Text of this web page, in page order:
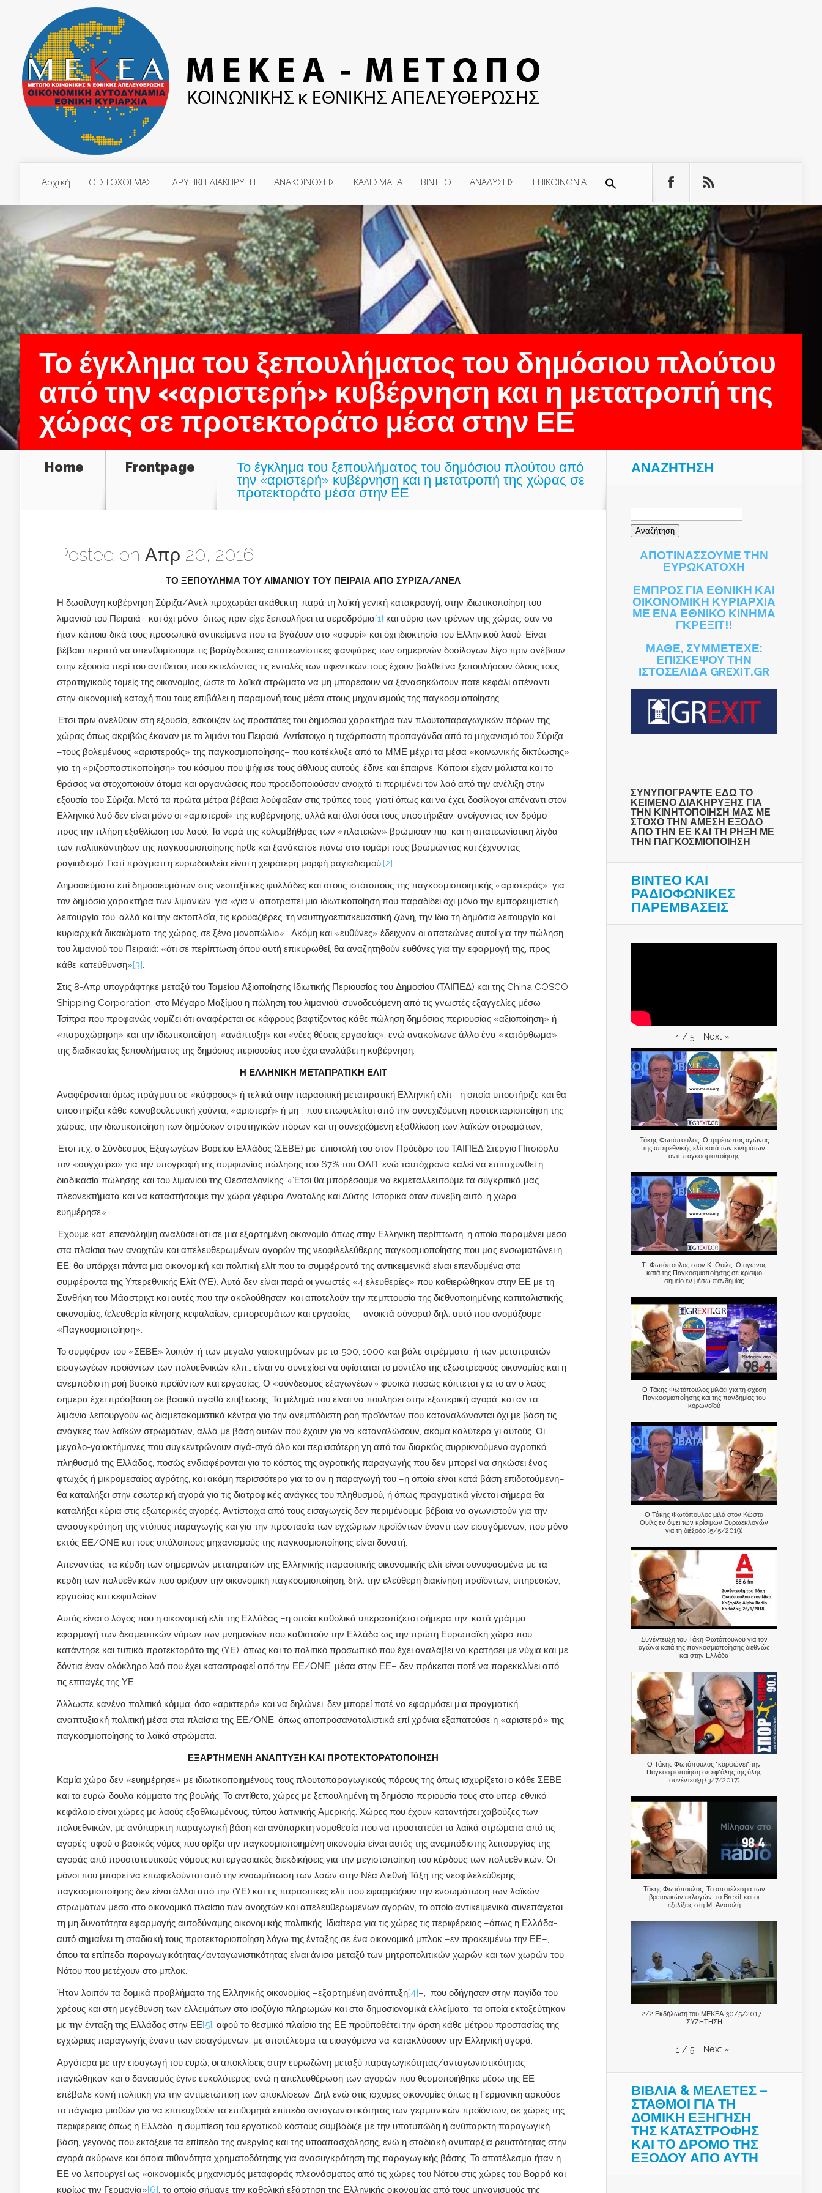
Αρχική ΟΙ ΣΤΟΧΟΙ ΜΑΣ ΙΔΡΥΤΙΚΗ ΔΙΑΚΗΡΥΞΗ ΑΝΑΚΟΙΝΩΣΕΙΣ ΚΑΛΕΣΜΑΤΑ ΒΙΝΤΕΟ ΑΝΑΛΥΣΕΙΣ ΕΠΙΚΟΙΝΩΝΙΑ
Το έγκλημα του ξεπουλήματος του δημόσιου πλούτου
από την «αριστερή» κυβέρνηση και η μετατροπή της
χώρας σε προτεκτοράτο μέσα στην ΕΕ
Home Frontpage
Το έγκλημα του ξεπουλήματος του δημόσιου πλούτου από
την «αριστερή» κυβέρνηση και η μετατροπή της χώρας σε
προτεκτοράτο μέσα στην ΕΕ
Posted on Απρ 20, 2016
ΤΟ ΞΕΠΟΥΛΗΜΑ ΤΟΥ ΛΙΜΑΝΙΟΥ ΤΟΥ ΠΕΙΡΑΙΑ ΑΠΟ ΣΥΡΙΖΑ/ΑΝΕΛ
Η δωσίλογη κυβέρνηση Σύριζα/Ανελ προχωράει ακάθεκτη, παρά τη λαϊκή γενική κατακραυγή, στην ιδιωτικοποίηση του
λιμανιού του Πειραιά –και όχι μόνο–όπως πριν είχε ξεπουλήσει τα αεροδρόμια[1] και αύριο των τρένων της χώρας, σαν να
ήταν κάποια δικά τους προσωπικά αντικείμενα που τα βγάζουν στο «σφυρί» και όχι ιδιοκτησία του Ελληνικού λαού. Είναι
βέβαια περιττό να υπενθυμίσουμε τις βαρύγδουπες απατεωνίστικες φανφάρες των σημερινών δοσίλογων λίγο πριν ανέβουν
στην εξουσία περί του αντιθέτου, που εκτελώντας τις εντολές των αφεντικών τους έχουν βαλθεί να ξεπουλήσουν όλους τους
στρατηγικούς τομείς της οικονομίας, ώστε τα λαϊκά στρώματα να μη μπορέσουν να ξανασηκώσουν ποτέ κεφάλι απέναντι
στην οικονομική κατοχή που τους επιβάλει η παραμονή τους μέσα στους μηχανισμούς της παγκοσμιοποίησης.
Έτσι πριν ανέλθουν στη εξουσία, έσκουζαν ως προστάτες του δημόσιου χαρακτήρα των πλουτοπαραγωγικών πόρων της
χώρας όπως ακριβώς έκαναν με το λιμάνι του Πειραιά. Αντίστοιχα η τυχάρπαστη προπαγάνδα από το μηχανισμό του Σύριζα
–τους βολεμένους «αριστερούς» της παγκοσμιοποίησης– που κατέκλυζε από τα ΜΜΕ μέχρι τα μέσα «κοινωνικής δικτύωσης»
για τη «ριζοσπαστικοποίηση» του κόσμου που ψήφισε τους άθλιους αυτούς, έδινε και έπαιρνε. Κάποιοι είχαν μάλιστα και το
θράσος να στοχοποιούν άτομα και οργανώσεις που προειδοποιούσαν ανοιχτά τι περιμένει τον λαό από την ανέλιξη στην
εξουσία του Σύριζα. Μετά τα πρώτα μέτρα βέβαια λούφαξαν στις τρύπες τους, γιατί όπως και να έχει, δοσίλογοι απέναντι στον
Ελληνικό λαό δεν είναι μόνο οι «αριστεροί» της κυβέρνησης, αλλά και όλοι όσοι τους υποστήριξαν, ανοίγοντας τον δρόμο
προς την πλήρη εξαθλίωση του λαού. Τα νερά της κολυμβήθρας των «πλατειών» βρώμισαν πια, και η απατεωνίστικη λίγδα
των πολιτικάντηδων της παγκοσμιοποίησης ήρθε και ξανάκατσε πάνω στο τομάρι τους βρωμώντας και ζέχνοντας
ραγιαδισμό. Γιατί πράγματι η ευρωδουλεία είναι η χειρότερη μορφή ραγιαδισμού.[2]
Δημοσιεύματα επί δημοσιευμάτων στις νεοταξίτικες φυλλάδες και στους ιστότοπους της παγκοσμιοποιητικής «αριστεράς», για
τον δημόσιο χαρακτήρα των λιμανιών, για «για ν’ αποτραπεί μια ιδιωτικοποίηση που παραδίδει όχι μόνο την εμπορευματική
λειτουργία του, αλλά και την ακτοπλοΐα, τις κρουαζιέρες, τη ναυπηγοεπισκευαστική ζώνη, την ίδια τη δημόσια λειτουργία και
κυριαρχικά δικαιώματα της χώρας, σε ξένο μονοπώλιο». Ακόμη και «ευθύνες» έδειχναν οι απατεώνες αυτοί για την πώληση
του λιμανιού του Πειραιά: «ότι σε περίπτωση όπου αυτή επικυρωθεί, θα αναζητηθούν ευθύνες για την εφαρμογή της, προς
κάθε κατεύθυνση»[3].
Στις 8-Απρ υπογράφτηκε μεταξύ του Ταμείου Αξιοποίησης Ιδιωτικής Περιουσίας του Δημοσίου (ΤΑΙΠΕΔ) και της China COSCO
Shipping Corporation, στο Μέγαρο Μαξίμου η πώληση του λιμανιού, συνοδευόμενη από τις γνωστές εξαγγελίες μέσω
Τσίπρα που προφανώς νομίζει ότι αναφέρεται σε κάφρους βαφτίζοντας κάθε πώληση δημόσιας περιουσίας «αξιοποίηση» ή
«παραχώρηση» και την ιδιωτικοποίηση, «ανάπτυξη» και «νέες θέσεις εργασίας», ενώ ανακοίνωνε άλλο ένα «κατόρθωμα»
της διαδικασίας ξεπουλήματος της δημόσιας περιουσίας που έχει αναλάβει η κυβέρνηση.
Η ΕΛΛΗΝΙΚΗ ΜΕΤΑΠΡΑΤΙΚΗ ΕΛΙΤ
Αναφέρονται όμως πράγματι σε «κάφρους» ή τελικά στην παρασιτική μεταπρατική Ελληνική ελίτ –η οποία υποστήριζε και θα
υποστηρίζει κάθε κοινοβουλευτική χούντα, «αριστερή» ή μη-, που επωφελείται από την συνεχιζόμενη προτεκταριοποίηση της
χώρας, την ιδιωτικοποίηση των δημόσιων στρατηγικών πόρων και τη συνεχιζόμενη εξαθλίωση των λαϊκών στρωμάτων;
Έτσι π.χ. ο Σύνδεσμος Εξαγωγέων Βορείου Ελλάδος (ΣΕΒΕ) με επιστολή του στον Πρόεδρο του ΤΑΙΠΕΔ Στέργιο Πιτσιόρλα
τον «συγχαίρει» για την υπογραφή της συμφωνίας πώλησης του 67% του ΟΛΠ, ενώ ταυτόχρονα καλεί να επιταχυνθεί η
διαδικασία πώλησης και του λιμανιού της Θεσσαλονίκης: «Έτσι θα μπορέσουμε να εκμεταλλευτούμε τα συγκριτικά μας
πλεονεκτήματα και να καταστήσουμε την χώρα γέφυρα Ανατολής και Δύσης. Ιστορικά όταν συνέβη αυτό, η χώρα
ευημέρησε».
Έχουμε κατ’ επανάληψη αναλύσει ότι σε μια εξαρτημένη οικονομία όπως στην Ελληνική περίπτωση, η οποία παραμένει μέσα
στα πλαίσια των ανοιχτών και απελευθερωμένων αγορών της νεοφιλελεύθερης παγκοσμιοποίησης που μας ενσωματώνει η
ΕΕ, θα υπάρχει πάντα μια οικονομική και πολιτική ελίτ που τα συμφέροντά της αντικειμενικά είναι επενδυμένα στα
συμφέροντα της Υπερεθνικής Ελίτ (ΥΕ). Αυτά δεν είναι παρά οι γνωστές «4 ελευθερίες» που καθιερώθηκαν στην ΕΕ με τη
Συνθήκη του Μάαστριχτ και αυτές που την ακολούθησαν, και αποτελούν την πεμπτουσία της διεθνοποιημένης καπιταλιστικής
οικονομίας, (ελευθερία κίνησης κεφαλαίων, εμπορευμάτων και εργασίας — ανοικτά σύνορα) δηλ. αυτό που ονομάζουμε
«Παγκοσμιοποίηση».
Το συμφέρον του «ΣΕΒΕ» λοιπόν, ή των μεγαλο-γαιοκτημόνων με τα 500, 1000 και βάλε στρέμματα, ή των μεταπρατών
εισαγωγέων προϊόντων των πολυεθνικών κλπ… είναι να συνεχίσει να υφίσταται το μοντέλο της εξωστρεφούς οικονομίας και η
ανεμπόδιστη ροή βασικά προϊόντων και εργασίας. Ο «σύνδεσμος εξαγωγέων» φυσικά ποσώς κόπτεται για το αν ο λαός
σήμερα έχει πρόσβαση σε βασικά αγαθά επιβίωσης. Το μέλημά του είναι να πουλήσει στην εξωτερική αγορά, και αν τα
λιμάνια λειτουργούν ως διαμετακομιστικά κέντρα για την ανεμπόδιστη ροή προϊόντων που καταναλώνονται όχι με βάση τις
ανάγκες των λαϊκών στρωμάτων, αλλά με βάση αυτών που έχουν για να καταναλώσουν, ακόμα καλύτερα γι αυτούς. Οι
μεγαλο-γαιοκτήμονες που συγκεντρώνουν σιγά-σιγά όλο και περισσότερη γη από τον διαρκώς συρρικνούμενο αγροτικό
πληθυσμό της Ελλάδας, ποσώς ενδιαφέρονται για το κόστος της αγροτικής παραγωγής που δεν μπορεί να σηκώσει ένας
φτωχός ή μικρομεσαίος αγρότης, και ακόμη περισσότερο για το αν η παραγωγή του –η οποία είναι κατά βάση επιδοτούμενη–
θα καταλήξει στην εσωτερική αγορά για τις διατροφικές ανάγκες του πληθυσμού, ή όπως πραγματικά γίνεται σήμερα θα
καταλήξει κύρια στις εξωτερικές αγορές. Αντίστοιχα από τους εισαγωγείς δεν περιμένουμε βέβαια να αγωνιστούν για την
ανασυγκρότηση της ντόπιας παραγωγής και για την προστασία των εγχώριων προϊόντων έναντι των εισαγόμενων, που μόνο
εκτός ΕΕ/ΟΝΕ και τους υπόλοιπους μηχανισμούς της παγκοσμιοποίησης είναι δυνατή.
Απεναντίας, τα κέρδη των σημερινών μεταπρατών της Ελληνικής παρασιτικής οικονομικής ελίτ είναι συνυφασμένα με τα
κέρδη των πολυεθνικών που ορίζουν την οικονομική παγκοσμιοποίηση, δηλ. την ελεύθερη διακίνηση προϊόντων, υπηρεσιών,
εργασίας και κεφαλαίων.
Αυτός είναι ο λόγος που η οικονομική ελίτ της Ελλάδας –η οποία καθολικά υπερασπίζεται σήμερα την, κατά γράμμα,
εφαρμογή των δεσμευτικών νόμων των μνημονίων που καθιστούν την Ελλάδα ως την πρώτη Ευρωπαϊκή χώρα που
κατάντησε και τυπικά προτεκτοράτο της (ΥΕ), όπως και το πολιτικό προσωπικό που έχει αναλάβει να κρατήσει με νύχια και με
δόντια έναν ολόκληρο λαό που έχει καταστραφεί από την ΕΕ/ΟΝΕ, μέσα στην ΕΕ– δεν πρόκειται ποτέ να παρεκκλίνει από
τις επιταγές της ΥΕ.
Άλλωστε κανένα πολιτικό κόμμα, όσο «αριστερό» και να δηλώνει, δεν μπορεί ποτέ να εφαρμόσει μια πραγματική
αναπτυξιακή πολιτική μέσα στα πλαίσια της ΕΕ/ΟΝΕ, όπως αποπροσανατολιστικά επί χρόνια εξαπατούσε η «αριστερά» της
παγκοσμιοποίησης τα λαϊκά στρώματα.
ΕΞΑΡΤΗΜΕΝΗ ΑΝΑΠΤΥΞΗ ΚΑΙ ΠΡΟΤΕΚΤΟΡΑΤΟΠΟΙΗΣΗ
Καμία χώρα δεν «ευημέρησε» με ιδιωτικοποιημένους τους πλουτοπαραγωγικούς πόρους της όπως ισχυρίζεται ο κάθε ΣΕΒΕ
και τα ευρώ-δουλα κόμματα της βουλής. Το αντίθετο, χώρες με ξεπουλημένη τη δημόσια περιουσία τους στο υπερ-εθνικό
κεφάλαιο είναι χώρες με λαούς εξαθλιωμένους, τύπου λατινικής Αμερικής. Χώρες που έχουν καταντήσει χαβούζες των
πολυεθνικών, με ανύπαρκτη παραγωγική βάση και ανύπαρκτη νομοθεσία που να προστατεύει τα λαϊκά στρώματα από τις
αγορές, αφού ο βασικός νόμος που ορίζει την παγκοσμιοποιημένη οικονομία είναι αυτός της ανεμπόδιστης λειτουργίας της
αγοράς από προστατευτικούς νόμους και εργασιακές διεκδικήσεις για την μεγιστοποίηση του κέρδους των πολυεθνικών. Οι
μόνοι που μπορεί να επωφελούνται από την ενσωμάτωση των λαών στην Νέα Διεθνή Τάξη της νεοφιλελεύθερης
παγκοσμιοποίησης δεν είναι άλλοι από την (ΥΕ) και τις παρασιτικές ελίτ που εφαρμόζουν την ενσωμάτωση των λαϊκών
στρωμάτων μέσα στο οικονομικό πλαίσιο των ανοιχτών και απελευθερωμένων αγορών, το οποίο αντικειμενικά συνεπάγεται
τη μη δυνατότητα εφαρμογής αυτοδύναμης οικονομικής πολιτικής. Ιδιαίτερα για τις χώρες τις περιφέρειας –όπως η Ελλάδα-
αυτό σημαίνει τη σταδιακή τους προτεκταριοποίηση λόγω της ένταξης σε ένα οικονομικό μπλοκ –εν προκειμένω την ΕΕ–,
όπου τα επίπεδα παραγωγικότητας/ανταγωνιστικότητας είναι άνισα μεταξύ των μητροπολιτικών χωρών και των χωρών του
Νότου που μετέχουν στο μπλοκ.
Ήταν λοιπόν τα δομικά προβλήματα της Ελληνικής οικονομίας –εξαρτημένη ανάπτυξη[4]–, που οδήγησαν στην παγίδα του
χρέους και στη μεγέθυνση των ελλειμάτων στο ισοζύγιο πληρωμών και στα δημοσιονομικά ελλείματα, τα οποία εκτοξεύτηκαν
με την ένταξη της Ελλάδας στην ΕΕ[5], αφού το θεσμικό πλαίσιο της ΕΕ προϋποθέτει την άρση κάθε μέτρου προστασίας της
εγχώριας παραγωγής έναντι των εισαγόμενων, με αποτέλεσμα τα εισαγόμενα να κατακλύσουν την Ελληνική αγορά.
Αργότερα με την εισαγωγή του ευρώ, οι αποκλίσεις στην ευρωζώνη μεταξύ παραγωγικότητας/ανταγωνιστικότητας
παγιώθηκαν και ο δανεισμός έγινε ευκολότερος, ενώ η απελευθέρωση των αγορών που θεσμοποιήθηκε μέσω της ΕΕ
επέβαλε κοινή πολιτική για την αντιμετώπιση των αποκλίσεων. Δηλ ενώ στις ισχυρές οικονομίες όπως η Γερμανική αρκούσε
το πάγωμα μισθών για να επιτευχθούν τα επιθυμητά επίπεδα ανταγωνιστικότητας των γερμανικών προϊόντων, σε χώρες της
περιφέρειας όπως η Ελλάδα, η συμπίεση του εργατικού κόστους συμβάδιζε με την υποτυπώδη ή ανύπαρκτη παραγωγική
βάση, γεγονός που εκτόξευε τα επίπεδα της ανεργίας και της υποαπασχόλησης, ενώ η σταδιακή ανυπαρξία ρευστότητας στην
αγορά ακύρωνε και όποια πιθανότητα χρηματοδότησης για ανασυγκρότηση της παραγωγικής βάσης. Το αποτέλεσμα ήταν η
ΕΕ να λειτουργεί ως «οικονομικός μηχανισμός μεταφοράς πλεονάσματος από τις χώρες του Νότου στις χώρες του Βορρά και
κυρίως την Γερμανία»[6], το οποίο σήμανε την καθολική εξάρτηση της Ελληνικής οικονομίας από τους μηχανισμούς της
ΑΝΑΖΉΤΗΣΗ
Αναζήτηση
ΑΠΟΤΙΝΑΣΣΟΥΜΕ ΤΗΝ
ΕΥΡΩΚΑΤΟΧΗ
ΕΜΠΡΟΣ ΓΙΑ ΕΘΝΙΚΗ ΚΑΙ
ΟΙΚΟΝΟΜΙΚΗ ΚΥΡΙΑΡΧΙΑ
ΜΕ ΕΝΑ ΕΘΝΙΚΟ ΚΙΝΗΜΑ
ΓΚΡΕΞΙΤ!!
ΜΑΘΕ, ΣΥΜΜΕΤΕΧΕ:
ΕΠΙΣΚΕΨΟΥ ΤΗΝ
ΙΣΤΟΣΕΛΙΔΑ GREXIT.GR
ΣΥΝΥΠΟΓΡΑΨΤΕ ΕΔΩ ΤΟ
ΚΕΙΜΕΝΟ ΔΙΑΚΗΡΥΞΗΣ ΓΙΑ
ΤΗΝ ΚΙΝΗΤΟΠΟΙΗΣΗ ΜΑΣ ΜΕ
ΣΤΟΧΟ ΤΗΝ ΑΜΕΣΗ ΕΞΟΔΟ
ΑΠΟ ΤΗΝ ΕΕ ΚΑΙ ΤΗ ΡΗΞΗ ΜΕ
ΤΗΝ ΠΑΓΚΟΣΜΙΟΠΟΙΗΣΗ
ΒΙΝΤΕΟ ΚΑΙ
ΡΑΔΙΟΦΩΝΙΚΕΣ
ΠΑΡΕΜΒΑΣΕΙΣ
1 / 5 Next »
Τάκης Φωτόπουλος: Ο τριμέτωπος αγώνας
της υπερεθνικής ελίτ κατά των κινημάτων
αντι-παγκοσμιοποίησης
Τ. Φωτόπουλος στον Κ. Ουίλς: Ο αγώνας
κατά της Παγκοσμιοποίησης σε κρίσιμο
σημείο εν μέσω πανδημίας
Ο Τάκης Φωτόπουλος μιλάει για τη σχέση
Παγκοσμιοποίησης και της πανδημίας του
κορωνοϊού
Ο Τάκης Φωτόπουλος μιλά στον Κώστα
Ουίλς εν όψει των κρίσιμων Ευρωεκλογών
για τη διέξοδο (5/5/2019)
Συνέντευξη του Τάκη Φωτόπουλου για τον
αγώνα κατά της παγκοσμιοποίησης διεθνώς
και στην Ελλάδα
Ο Τάκης Φωτόπουλος "καρφώνει" την
Παγκοσμιοποίηση σε εφ'όλης της ύλης
συνέντευξη (3/7/2017)
Τάκης Φωτόπουλος: Το αποτέλεσμα των
βρετανικών εκλογών, το Brexit και οι
εξελίξεις στη Μ. Ανατολή
2/2 Εκδήλωση του ΜΕΚΕΑ 30/5/2017 -
ΣΥΖΗΤΗΣΗ
1 / 5 Next »
ΒΙΒΛΙΑ & ΜΕΛΕΤΕΣ –
ΣΤΑΘΜΟΙ ΓΙΑ ΤΗ
ΔΟΜΙΚΗ ΕΞΗΓΗΣΗ
ΤΗΣ ΚΑΤΑΣΤΡΟΦΗΣ
ΚΑΙ ΤO ΔΡΟΜΟ ΤΗΣ
ΕΞΟΔΟΥ ΑΠΟ ΑΥΤΗ